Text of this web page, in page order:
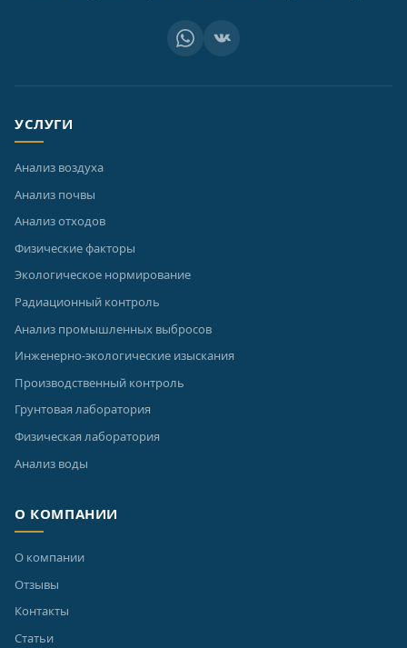
УСЛУГИ
Анализ воздуха
Анализ почвы
Анализ отходов
Физические факторы
Экологическое нормирование
Радиационный контроль
Анализ промышленных выбросов
Инженерно-экологические изыскания
Производственный контроль
Грунтовая лаборатория
Физическая лаборатория
Анализ воды
О КОМПАНИИ
О компании
Отзывы
Контакты
Статьи